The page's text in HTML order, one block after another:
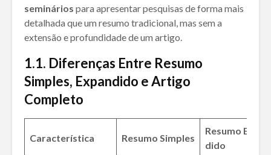
seminários para apresentar pesquisas de forma mais
detalhada que um resumo tradicional, mas sem a
extensão e profundidade de um artigo.
1.1. Diferenças Entre Resumo
Simples, Expandido e Artigo
Completo
Característica Resumo Simples
Resumo Expan
dido